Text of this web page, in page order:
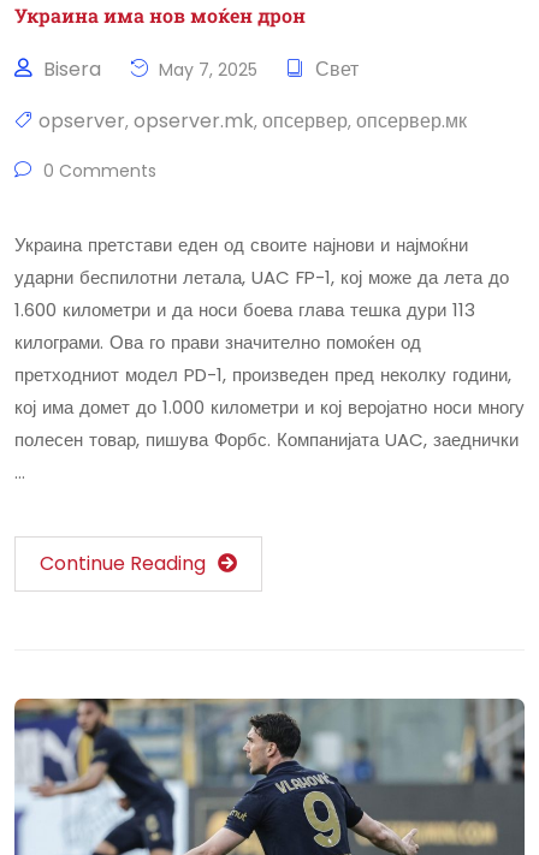
Украина има нов моќен дрон
Bisera May 7, 2025
Свет
opserver, opserver.mk, опсервер, опсервер.мк
0 Comments
Украина претстави еден од своите најнови и најмоќни
ударни беспилотни летала, UAC FP-1, кој може да лета до
1.600 километри и да носи боева глава тешка дури 113
килограми. Ова го прави значително помоќен од
претходниот модел PD-1, произведен пред неколку години,
кој има домет до 1.000 километри и кој веројатно носи многу
полесен товар, пишува Форбс. Компанијата UAC, заеднички
…
Continue Reading